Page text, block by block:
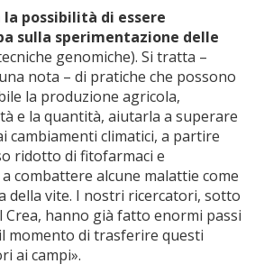
la possibilità di essere
sulla sperimentazione delle
genomiche). Si tratta –
nota – di pratiche che possono
la produzione agricola,
e la quantità, aiutarla a superare
cambiamenti climatici, a partire
ridotto di fitofarmaci e
combattere alcune malattie come
della vite. I nostri ricercatori, sotto
Crea, hanno già fatto enormi passi
momento di trasferire questi
ai campi».